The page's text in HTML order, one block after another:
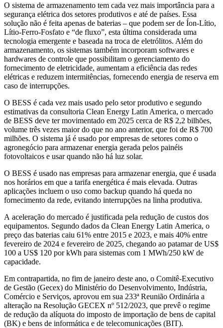
O sistema de armazenamento tem cada vez mais importância para a
segurança elétrica dos setores produtivos e até de países. Essa
solução não é feita apenas de baterias – que podem ser de Íon-Lítio,
Lítio-Ferro-Fosfato e “de fluxo”, esta última considerada uma
tecnologia emergente e baseada na troca de eletrólitos. Além do
armazenamento, os sistemas também incorporam softwares e
hardwares de controle que possibilitam o gerenciamento do
fornecimento de eletricidade, aumentam a eficiência das redes
elétricas e reduzem intermitências, fornecendo energia de reserva em
caso de interrupções.
O BESS é cada vez mais usado pelo setor produtivo e segundo
estimativas da consultoria Clean Energy Latin America, o mercado
de BESS deve ter movimentado em 2025 cerca de R$ 2,2 bilhões,
volume três vezes maior do que no ano anterior, que foi de R$ 700
milhões. O sistema já é usado por empresas de setores como o
agronegócio para armazenar energia gerada pelos painéis
fotovoltaicos e usar quando não há luz solar.
O BESS é usado nas empresas para armazenar energia, que é usada
nos horários em que a tarifa energética é mais elevada. Outras
aplicações incluem o uso como backup quando há queda no
fornecimento da rede, evitando interrupções na linha produtiva.
A aceleração do mercado é justificada pela redução de custos dos
equipamentos. Segundo dados da Clean Energy Latin America, o
preço das baterias caiu 61% entre 2015 e 2023, e mais 40% entre
fevereiro de 2024 e fevereiro de 2025, chegando ao patamar de US$
100 a US$ 120 por kWh para sistemas com 1 MWh/250 kW de
capacidade.
Em contrapartida, no fim de janeiro deste ano, o Comitê-Executivo
de Gestão (Gecex) do Ministério do Desenvolvimento, Indústria,
Comércio e Serviços, aprovou em sua 233ª Reunião Ordinária a
alteração na Resolução GECEX nº 512/2023, que prevê o regime
de redução da alíquota do imposto de importação de bens de capital
(BK) e bens de informática e de telecomunicações (BIT).